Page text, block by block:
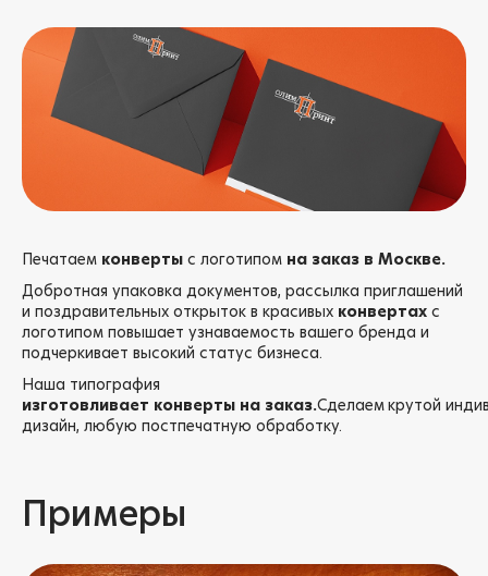
Печатаем конверты с логотипом на заказ в Москве.
Добротная упаковка документов, рассылка приглашений
и поздравительных открыток в красивых конвертах с
логотипом повышает узнаваемость вашего бренда и
подчеркивает высокий статус бизнеса.
Наша типография
изготовливает конверты на заказ.Сделаемкрутой
дизайн, любую постпечатную обработку.
Примеры